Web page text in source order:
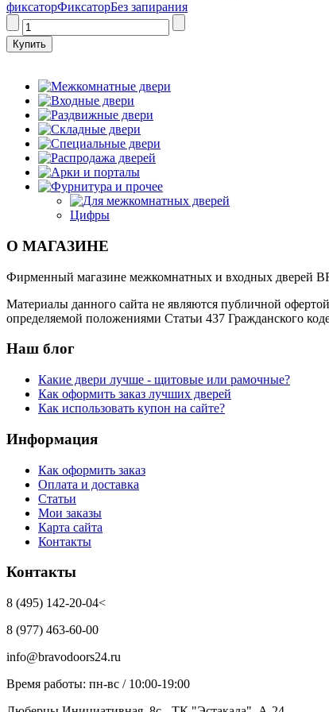
фиксаторФиксаторБез запирания
Межкомнатные двери
Входные двери
Раздвижные двери
Складные двери
Специальные двери
Распродажа дверей
Арки и порталы
Фурнитура и прочее
Для межкомнатных дверей
Цифры
О МАГАЗИНЕ
Фирменный магазине межкомнатных и входных дверей
Материалы данного сайта не являются публичной
определяемой положениями Статьи 437 Гражданского
Наш блог
Какие двери лучше - щитовые или рамочные?
Как оформить заказ лучших дверей
Как использовать купон на сайте?
Информация
Как оформить заказ
Оплата и доставка
Статьи
Мои заказы
Карта сайта
Контакты
Контакты
8 (495) 142-20-04<
8 (977) 463-60-00
info@bravodoors24.ru
Время работы: пн-вс / 10:00-19:00